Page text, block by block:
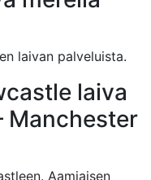
laivan palveluista.
laiva
Manchester
Aamiaisen